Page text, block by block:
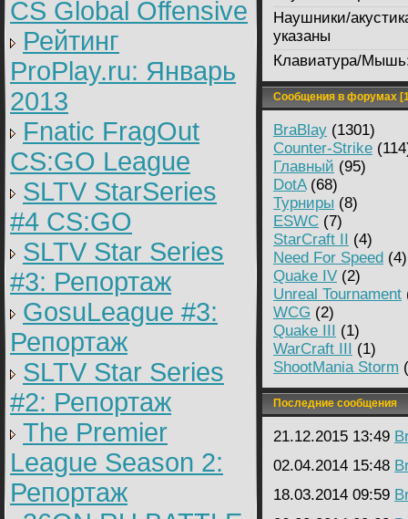
CS Global Offensive
Рейтинг
ProPlay.ru: Январь
2013
Fnatic FragOut
CS:GO League
SLTV StarSeries
#4 CS:GO
SLTV Star Series
#3: Репортаж
GosuLeague #3:
Репортаж
SLTV Star Series
#2: Репортаж
The Premier
League Season 2:
Репортаж
Наушники/
указаны
Клавиатура/
Сообщения в форумах
BraBlay (1301)
Counter-Strike
Главный (95)
DotA(68)
Турниры (8)
ESWC (7)
StarCraft II (4)
Need For Speed (4)
Quake IV (2)
Unreal Tournament
WCG (2)
Quake III (1)
WarCraft III (1)
ShootMania Storm
Последние сообщения
21.12.2015 13:49
02.04.2014 15:48
18.03.2014 09:59